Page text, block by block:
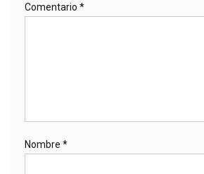
Comentario *
Nombre *